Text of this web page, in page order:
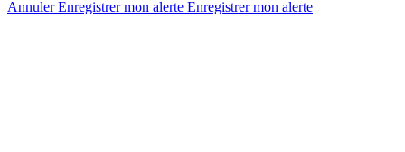
AnnulerEnregistrer mon alerte Enregistrermon alerte